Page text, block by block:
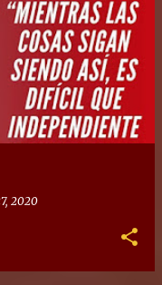
2020